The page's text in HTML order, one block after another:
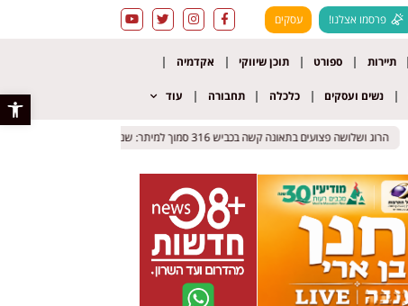
פתח
פרסמו אצלנו! עסקים
תיירות ספורט תוכן שיווקי אקדמיה
נשים ועסקים כלכלה תחבורה עוד
הרוג ושלושה פצועים בתאונה קשה בכביש 316 סמוך למיתר: שני כלי רכב התהפכו
הרוג ושלושה פצועים בתאונה קשה בכביש 316 סמוך למיתר: שני כלי רכב התהפכו